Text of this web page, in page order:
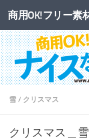
コンテンツへスキ
商用OK!フリー素
雪 / クリスマス
クリスマス＿